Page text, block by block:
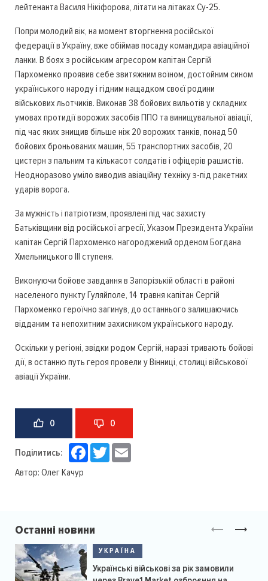
лейтенанта Василя Нікіфорова, літати на літаках Су-25.
Попри молодий вік, на момент вторгнення російської
федерації в Україну, вже обіймав посаду командира авіаційної
ланки. В боях з російським агресором капітан Сергій
Пархоменко проявив себе звитяжним воїном, достойним сином
українського народу і гідним нащадком своєї родини
військових льотчиків. Виконав 38 бойових вильотів у складних
умовах протидії ворожих засобів ППО та винищувальної авіації,
під час яких знищив більше ніж 20 ворожих танків, понад 50
бойових броньованих машин, 55 транспортних засобів, 20
цистерн з пальним та кількасот солдатів і офіцерів рашистів.
Неодноразово уміло виводив авіаційну техніку з-під ракетних
ударів ворога.
За мужність і патріотизм, проявлені під час захисту
Батьківщини від російської агресії, Указом Президента України
капітан Сергій Пархоменко нагороджений орденом Богдана
Хмельницького ІІІ ступеня.
Виконуючи бойове завдання в Запорізькій області в районі
населеного пункту Гуляйполе, 14 травня капітан Сергій
Пархоменко героїчно загинув, до останнього залишаючись
відданим та непохитним захисником українського народу.
Оскільки у регіоні, звідки родом Сергій, наразі тривають бойові
дії, в останню путь героя провели у Вінниці, столиці військової
авіації України.
0 0
Поділитись: Facebook
Twitter
Автор: Олег Качур
Останні новини
УКРАЇНА
Українські військові за рік замовили